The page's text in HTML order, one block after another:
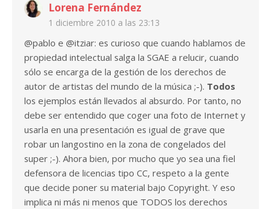
Lorena Fernández
1 diciembre 2010 a las 23:13
@pablo e @itziar: es curioso que cuando hablamos de
propiedad intelectual salga la SGAE a relucir, cuando
sólo se encarga de la gestión de los derechos de
autor de artistas del mundo de la música ;-). Todos
los ejemplos están llevados al absurdo. Por tanto, no
debe ser entendido que coger una foto de Internet y
usarla en una presentación es igual de grave que
robar un langostino en la zona de congelados del
super ;-). Ahora bien, por mucho que yo sea una fiel
defensora de licencias tipo CC, respeto a la gente
que decide poner su material bajo Copyright. Y eso
implica ni más ni menos que TODOS los derechos